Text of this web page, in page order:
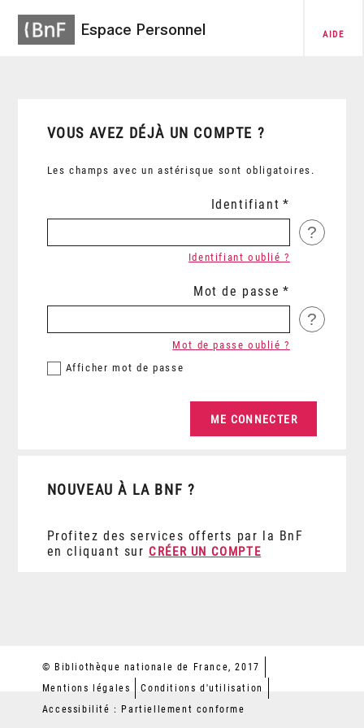
Espace Personnel AIDE
VOUS AVEZ DÉJÀ UN COMPTE ?
Les champs avec un astérisque sont obligatoires.
Identifiant
?
Identifiant oublié ?
Mot de passe
?
Afficher mot de passe
Mot de passe oublié ?
NOUVEAU À LA BNF ?
Profitez des services offerts par la BnF
en cliquant sur CRÉER UN COMPTE
© Bibliothèque nationale de France, 2017
Mentions légales
Conditions d'utilisation
Accessibilité : Partiellement conforme